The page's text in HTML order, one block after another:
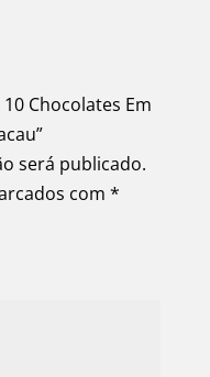
Chocolates Em
será publicado.
com *